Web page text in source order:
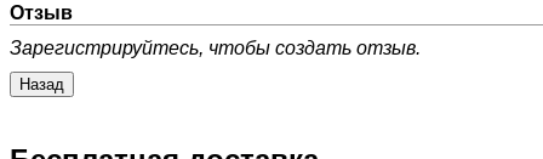
Отзыв
Зарегистрируйтесь, чтобы создать отзыв.